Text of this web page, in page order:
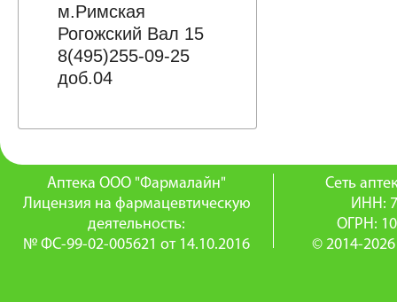
м.Римская
Рогожский Вал 15
8(495)255-09-25
доб.04
Аптека ООО "Фармалайн"
Лицензия на фармацевтическую
деятельность:
№ ФС-99-02-005621 от 14.10.2016
Сеть
ИНН:
ОГРН:
© 2014-